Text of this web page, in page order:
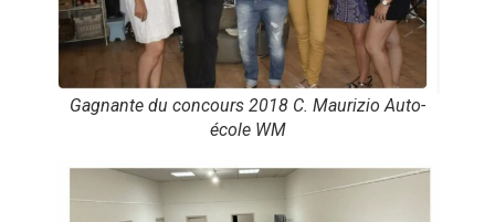
Gagnante du concours 2018 C. Maurizio Auto-
école WM